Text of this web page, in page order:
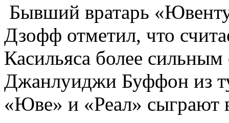
Бывший вратарь
Дзофф отметил, что
Касильяса более
Джанлуиджи Буффон из
«Юве» и «Реал»